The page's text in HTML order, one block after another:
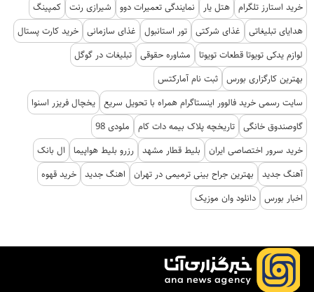
خرید استارز تلگرام هتل یار نمایندگی تعمیرات دوو شیرازی رنت کمپینگ
هدایای تبلیغاتی
غذای شرکتی تور استانبول غذای سازمانی خرید کارت پستال
لوازم یدکی تویوتا قطعات تویوتا
مشاوره حقوقی تبلیغات در گوگل
بهترین کارگزاری بورس ثبت نام آمارکتس
سایت رسمی خرید فالوور اینستاگرام همراه با تحویل سریع یخچال فریزر اسنوا
گاوصندوق خانگی تاریخچه پلاک بیمه دات کام
ملودی 98
خرید سرور اختصاصی ایران
بلیط قطار مشهد رزرو بلیط هواپیما
ال بانک
آهنگ جدید
بهترین جراح بینی ترمیمی در تهران اهنگ جدید خرید قهوه
اخبار بورس دانلود وان موزیک